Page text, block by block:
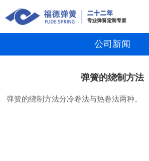
公司新闻
弹簧的绕制方法
弹簧的绕制方法分冷卷法与热卷法两种。